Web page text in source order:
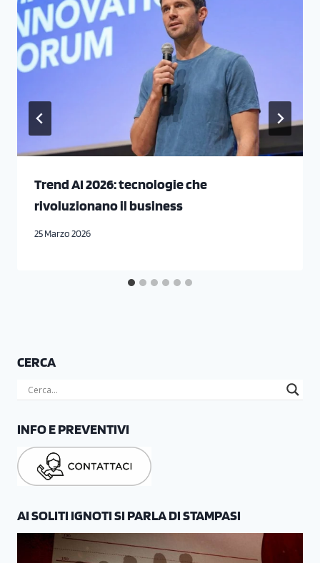
Trend AI 2026: tecnologie che
rivoluzionano il business
25 Marzo 2026
CERCA
INFO E PREVENTIVI
AI SOLITI IGNOTI SI PARLA DI STAMPASI